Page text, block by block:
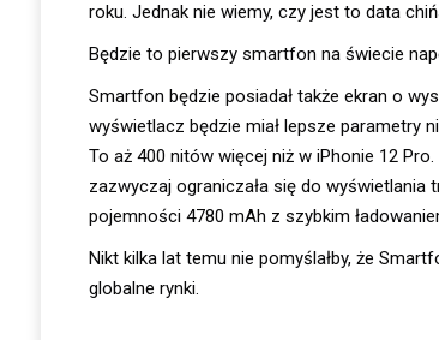
roku. Jednak nie wiemy, czy jest to data
Będzie to pierwszy smartfon na świecie
Smartfon będzie posiadał także ekran o
wyświetlacz będzie miał lepsze parametry
To aż 400 nitów więcej niż w iPhonie 12
zazwyczaj ograniczała się do
pojemności 4780 mAh z szybkim
Nikt kilka lat temu nie pomyślałby, że
globalne rynki.